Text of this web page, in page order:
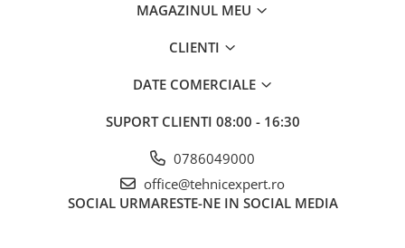
MAGAZINUL MEU
CLIENTI
DATE COMERCIALE
SUPORT CLIENTI 08:00 - 16:30
0786049000
office@tehnicexpert.ro
SOCIAL URMARESTE-NE IN SOCIAL MEDIA